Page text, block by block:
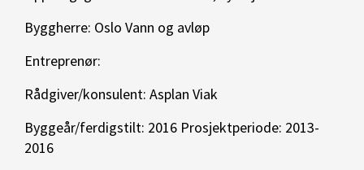
Byggherre: Oslo Vann og avløp
Entreprenør:
Rådgiver/konsulent: Asplan Viak
Byggeår/ferdigstilt: 2016 Prosjektperiode: 2013-
2016